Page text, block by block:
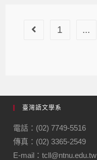
1 ...
臺灣語文學系
電話：(02) 7749-5516
傳真：(02) 3365-2549
E-mail：tcll@ntnu.edu.tw